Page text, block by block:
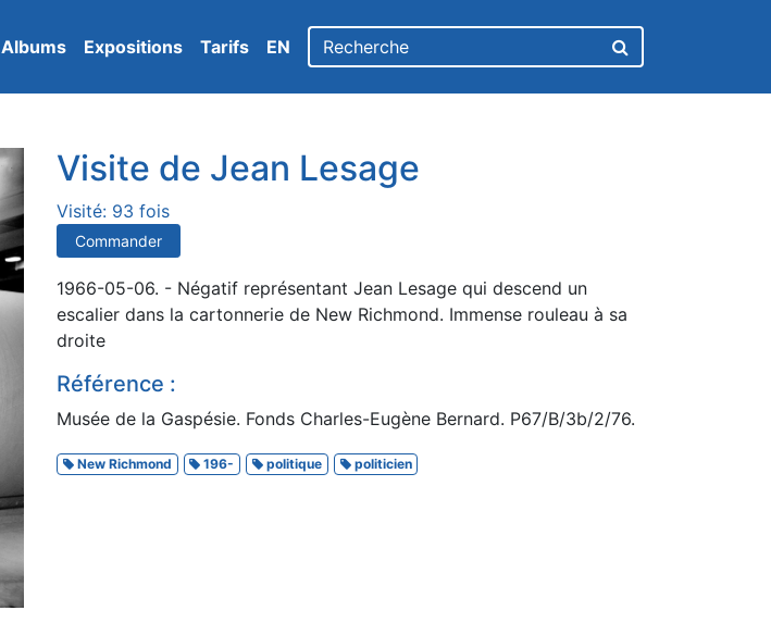
Albums Expositions Tarifs EN
Visite de Jean Lesage
Visité: 93 fois
Commander
1966-05-06. - Négatif représentant Jean Lesage qui descend un
escalier dans la cartonnerie de New Richmond. Immense rouleau à sa
droite
Référence :
Musée de la Gaspésie. Fonds Charles-Eugène Bernard. P67/B/3b/2/76.
New Richmond 196- politique politicien